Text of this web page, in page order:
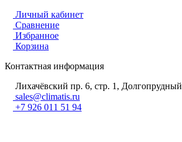
Личный кабинет
Сравнение
Избранное
Корзина
Контактная информация
Лихачёвский пр. 6, стр. 1, Долгопрудный
sales@climatis.ru
+7 926 011 51 94